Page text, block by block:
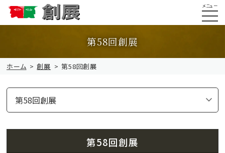
メニュー
第58回創展
ホーム 創展 第58回創展
第58回創展